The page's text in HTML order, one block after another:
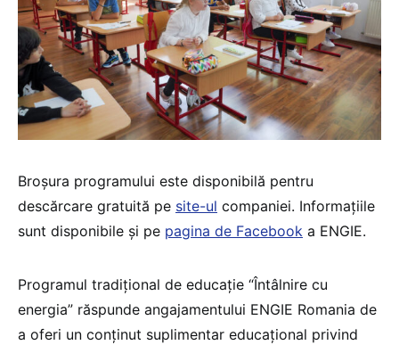
Broșura programului este disponibilă pentru
descărcare gratuită pe site-ul companiei. Informațiile
sunt disponibile și pe pagina de Facebook a ENGIE.
Programul tradițional de educație “Întâlnire cu
energia” răspunde angajamentului ENGIE Romania de
a oferi un conținut suplimentar educațional privind